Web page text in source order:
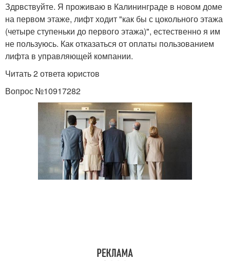
Здрвствуйте. Я проживаю в Калининграде в новом доме
на первом этаже, лифт ходит "как бы с цокольного этажа
(четыре ступеньки до первого этажа)", естественно я им
не пользуюсь. Как отказаться от оплаты пользованием
лифта в управляющей компании.
Читать 2 ответa юристов
Вопрос №10917282